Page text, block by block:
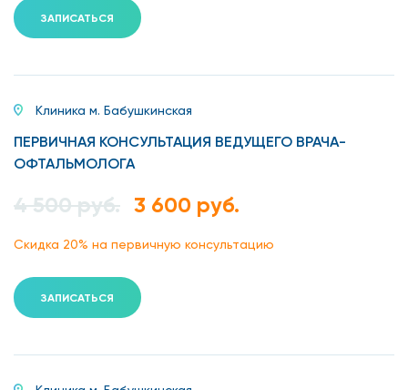
Катаракта.
Слепота.
Профессиональные заболевания глаза.
Патология зрительного нерва и т.д.
Диагностика врачом
Бабушкинской
ЗАПИСАТЬСЯ
Клиника м. Бабушкинская
ПЕРВИЧНАЯ КОНСУЛЬТАЦИЯ ВЕДУЩЕГО ВРАЧА-
ОФТАЛЬМОЛОГА
4 500 руб. 3 600 руб.
Скидка 20% на первичную консультацию
ЗАПИСАТЬСЯ